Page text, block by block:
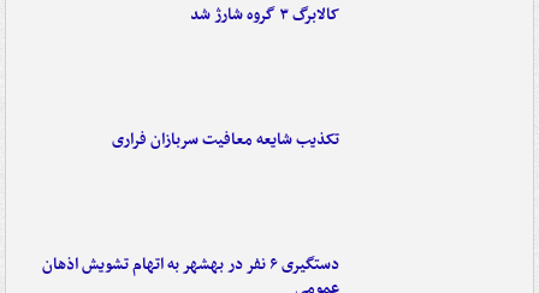
کالابرگ ۳ گروه شارژ شد
تکذیب شایعه معافیت سربازان فراری
دستگیری ۶ نفر در بهشهر به اتهام تشویش اذهان